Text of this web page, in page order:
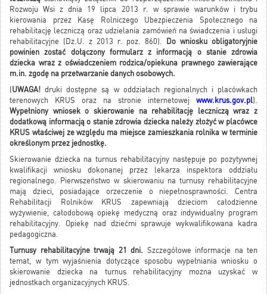
Rozwoju Wsi z dnia 19 lipca 2013 r. w sprawie warunków i trybu
kierowania przez Kasę Rolniczego Ubezpieczenia Społecznego na
rehabilitację leczniczą oraz udzielania zamówień na świadczenia i usługi
rehabilitacyjne (Dz.U. z 2013 r. poz. 860).
Do wniosku obligatoryjnie
powinien zostać dołączony formularz z informacją o stanie zdrowia
dziecka wraz z oświadczeniem rodzica/opiekuna prawnego zawierające
m.in. zgodę na przetwarzanie danych osobowych.
(UWAGA! druki dostępne są w oddziałach regionalnych i placówkach
terenowych KRUS oraz na stronie internetowej www.krus.gov.pl).
Wypełniony wniosek o skierowanie na rehabilitację leczniczą wraz z
dodatkową informacją o stanie zdrowia dziecka należy złożyć w placówce
KRUS właściwej ze względu ma miejsce zamieszkania rolnika w terminie
określonym przez jednostkę.
Skierowanie dziecka na turnus rehabilitacyjny następuje po pozytywnej
kwalifikacji wniosku dokonanej przez lekarza inspektora oddziału
regionalnego. Pierwszeństwo w skierowaniu na turnusy rehabilitacyjne
mają dzieci, posiadające orzeczenie o niepełnosprawności. Centra
Rehabilitacji Rolników KRUS zapewniają dzieciom całodzienne
wyżywienie, całodobową opiekę medyczną oraz indywidualny program
rehabilitacyjny. Opiekę nad dziećmi sprawuje wykwalifikowana kadra
pedagogiczna.
Turnusy rehabilitacyjne trwają 21 dni. Szczegółowe informacje na ten
temat, w tym wyjaśnienia dotyczące sposobu wypełniania wniosku o
skierowanie dziecka na turnus rehabilitacyjny można uzyskać w
jednostkach organizacyjnych KRUS.